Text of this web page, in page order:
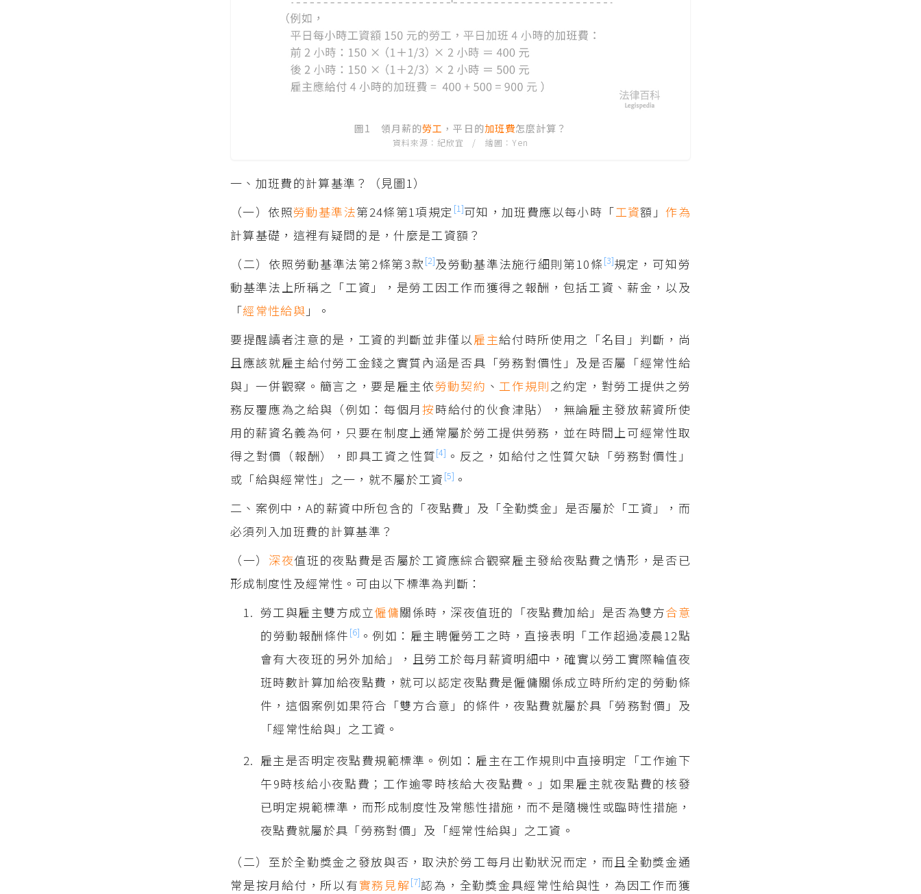
圖1 領月薪的勞工 ，平日的加班費怎麼計算？
資料來源：紀欣宜 / 繪圖：Yen
一、加班費的計算基準？（見圖1）
（一）依照勞動基準法第24條第1項規定 [1]可知，加班費應以每小時「工資額」作為
計算基礎，這裡有疑問的是，什麼是工資額？
（二）依照勞動基準法第2條第3款 [2]及勞動基準法施行細則第10條 [3]規定，可知勞
動基準法上所稱之「工資」，是勞工因工作而獲得之報酬，包括工資、薪金，以及
「經常性給與 」。
要提醒讀者注意的是，工資的判斷並非僅以 雇主給付時所使用之「名目」判斷，尚
且應該就雇主給付勞工金錢之實質內涵是否具「勞務對價性」及是否屬「經常性給
與」一併觀察。簡言之，要是雇主依勞動契約 、 工作規則之約定，對勞工提供之勞
務反覆應為之給與（例如：每個月按時給付的伙食津貼），無論雇主發放薪資所使
用的薪資名義為何，只要在制度上通常屬於勞工提供勞務，並在時間上可經常性取
得之對價（報酬），即具工資之性質[4] 。反之，如給付之性質欠缺「勞務對價性」
或「給與經常性」之一，就不屬於工資 [5] 。
二、案例中，A的薪資中所包含的「夜點費」及「全勤獎金」是否屬於「工資」，而
必須列入加班費的計算基準？
（一） 深夜值班的夜點費是否屬於工資應綜合觀察雇主發給夜點費之情形，是否已
形成制度性及經常性。可由以下標準為判斷：
勞工與雇主雙方成立僱傭關係時，深夜值班的「夜點費加給」是否為雙方合意
的勞動報酬條件 [6] 。例如：雇主聘僱勞工之時，直接表明「工作超過凌晨12點
會有大夜班的另外加給」，且勞工於每月薪資明細中，確實以勞工實際輪值夜
班時數計算加給夜點費，就可以認定夜點費是僱傭關係成立時所約定的勞動條
件，這個案例如果符合「雙方合意」的條件，夜點費就屬於具「勞務對價」及
「經常性給與」之工資。
雇主是否明定夜點費規範標準。例如：雇主在工作規則中直接明定「工作逾下
午9時核給小夜點費；工作逾零時核給大夜點費。」如果雇主就夜點費的核發
已明定規範標準，而形成制度性及常態性措施，而不是隨機性或臨時性措施，
夜點費就屬於具「勞務對價」及「經常性給與」之工資。
（二）至於全勤獎金之發放與否，取決於勞工每月出勤狀況而定，而且全勤獎金通
常是按月給付，所以有實務見解[7]認為，全勤獎金具經常性給與性，為因工作而獲